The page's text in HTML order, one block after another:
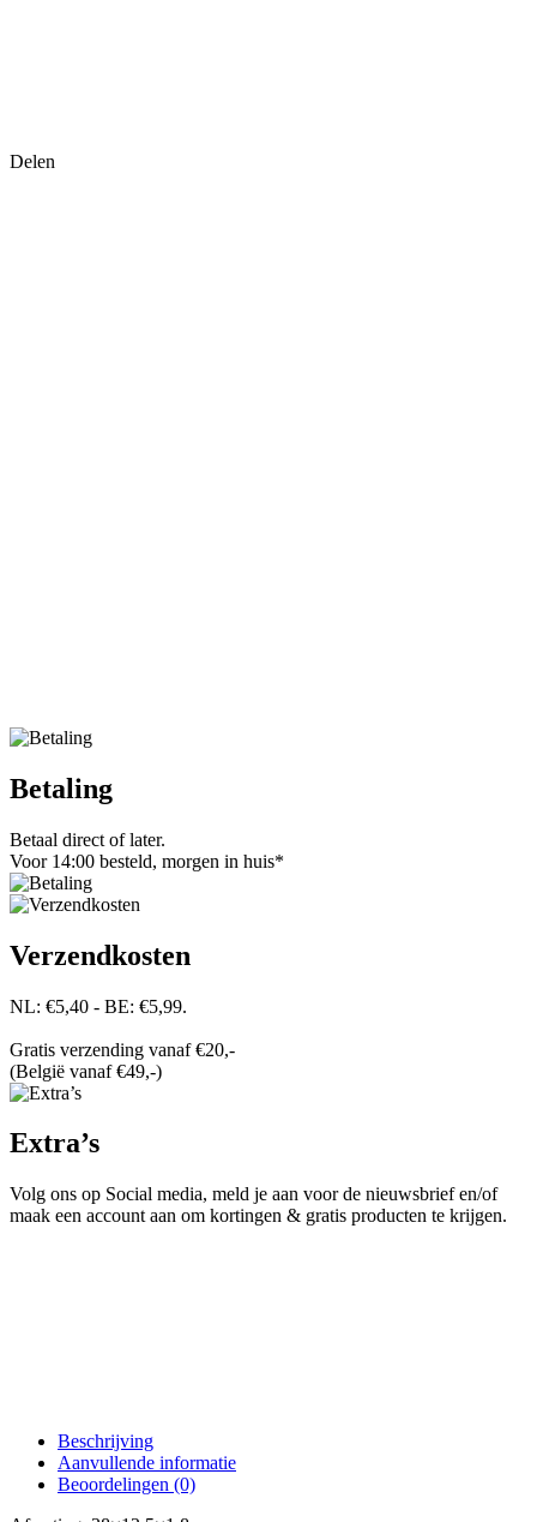
Delen
Betaling
Betaal direct of later.
Voor 14:00 besteld, morgen in huis*
Verzendkosten
NL: €5,40 - BE: €5,99.
Gratis verzending vanaf €20,-
(België vanaf €49,-)
Extra’s
Volg ons op Social media, meld je aan voor de nieuwsbrief en/of
maak een account aan om kortingen & gratis producten te krijgen.
Beschrijving
Aanvullende informatie
Beoordelingen (0)